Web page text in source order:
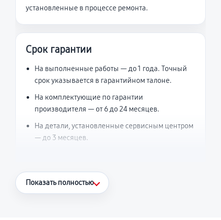
установленные в процессе ремонта.
Срок гарантии
На выполненные работы — до 1 года. Точный
срок указывается в гарантийном талоне.
На комплектующие по гарантии
производителя — от 6 до 24 месяцев.
На детали, установленные сервисным центром
— до 3 месяцев.
Что считается гарантийным случаем
Показать полностью